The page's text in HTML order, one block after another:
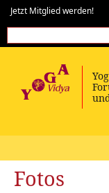
Jetzt Mitglied werden!
Fotos